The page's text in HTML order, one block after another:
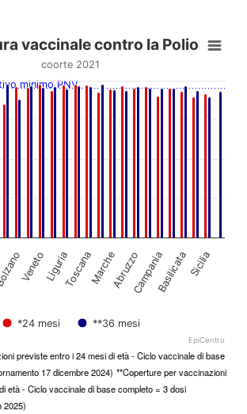
contro la Polio
series.
Copertura vaccinale contro la Polio
displaying categories.
minimo PNV
vaccinale contro la Polio
coorte 2021
*24 mesi **36 mesi
VenetoLiguriaToscanaMarcheAbruzzoCampaniaBasilicataSicilia
EpiCentro
previste entro i 24 mesi di età - Ciclo vaccinale di base
17 dicembre 2024) **Coperture per vaccinazioni
età - Ciclo vaccinale di base completo = 3 dosi
2025)